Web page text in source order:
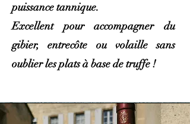
puissance tannique.
Excellent pour accompagner du
gibier, entrecôte ou volaille sans
oublier les plats à base de truffe !